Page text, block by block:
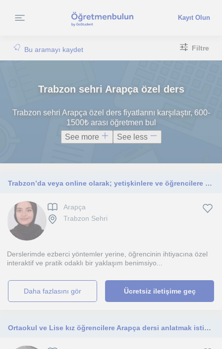
Kayıt Olun
Bu aramayı kaydet Filtre
Trabzon sehri Arapça özel ders
Trabzon sehri Arapça özel ders fiyatlarını karşılaştır, 600-
1500₺ arası öğretmen bul
See more
See less
Trabzon’da veya online olarak; yetişkinlere ve öğrencilere ana dili Arapça olan bir iletişim uzmanından interaktif Arapça dersleri
Arapça
Trabzon Sehri
Derslerimde ezberci yöntemler yerine, öğrencinin ihtiyacına özel
interaktif ve pratik odaklı bir yaklaşım benimsiyo...
daha fazlasını gör Ücretsiz iletişime geç
Ortaokul ve Lise kız öğrencilere Arapça dersi anlatmak istiyorum